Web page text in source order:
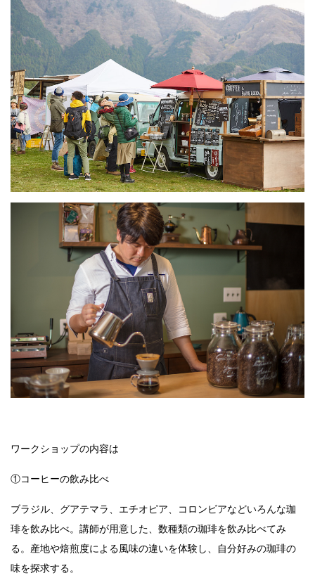
ワークショップの内容は
①コーヒーの飲み比べ
ブラジル、グアテマラ、エチオピア、コロンビアなどいろんな珈
琲を飲み比べ。講師が用意した、数種類の珈琲を飲み比べてみ
る。産地や焙煎度による風味の違いを体験し、自分好みの珈琲の
味を探求する。